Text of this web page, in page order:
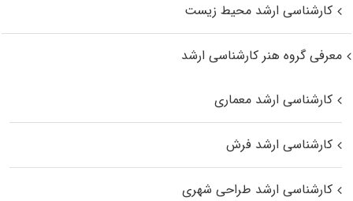
کارشناسی ارشد محیط زیست
معرفی گروه هنر کارشناسی ارشد
کارشناسی ارشد معماری
کارشناسی ارشد فرش
کارشناسی ارشد طراحی شهری